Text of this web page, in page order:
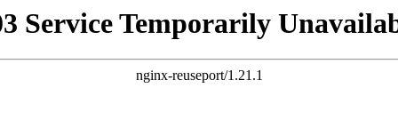
Service Temporarily
nginx-reuseport/1.21.1